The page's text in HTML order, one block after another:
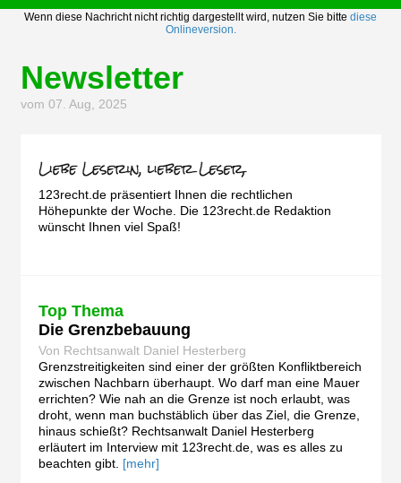
Wenn diese Nachricht nicht richtig dargestellt wird, nutzen Sie bitte diese
Onlineversion.
Newsletter
vom 07. Aug, 2025
123recht.de präsentiert Ihnen die rechtlichen
Höhepunkte der Woche. Die 123recht.de Redaktion
wünscht Ihnen viel Spaß!
Top Thema
Die Grenzbebauung
Von Rechtsanwalt Daniel Hesterberg
Grenzstreitigkeiten sind einer der größten Konfliktbereich
zwischen Nachbarn überhaupt. Wo darf man eine Mauer
errichten? Wie nah an die Grenze ist noch erlaubt, was
droht, wenn man buchstäblich über das Ziel, die Grenze,
hinaus schießt? Rechtsanwalt Daniel Hesterberg
erläutert im Interview mit 123recht.de, was es alles zu
beachten gibt. [mehr]